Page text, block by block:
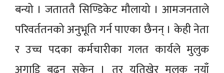
बन्यो । जताततै सिण्डिकेट मौलायो । आमजनताले
परिवर्ततनको अनुभूति गर्न पाएका छैनन् । केही नेता
र उच्च पदका कर्मचारीका गलत कार्यले मुलुक